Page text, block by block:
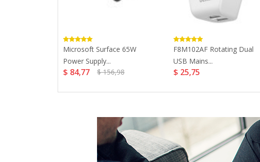
Microsoft Surface 65W
Power Supply...
$ 84,77 $ 156,98
F8M102AF Rotating Dual
USB Mains...
$ 25,75